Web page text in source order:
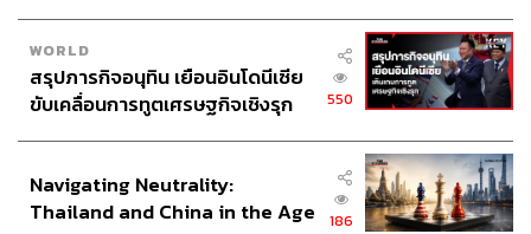
WORLD
สรุปภารกิจอนุทิน เยือนอินโดนีเซีย
ขับเคลื่อนการทูตเศรษฐกิจเชิงรุก
550
Navigating Neutrality:
Thailand and China in the Age
186